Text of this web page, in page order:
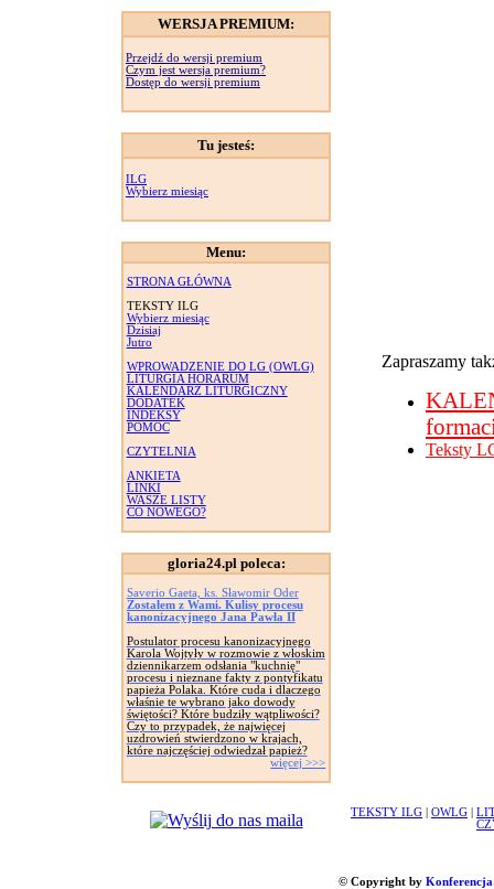
WERSJA PREMIUM:
Przejdź do wersji premium
Czym jest wersja premium?
Dostęp do wersji premium
Tu jesteś:
ILG
Wybierz miesiąc
Menu:
STRONA GŁÓWNA
TEKSTY ILG
Wybierz miesiąc
Dzisiaj
Jutro
WPROWADZENIE DO LG (OWLG)
LITURGIA HORARUM
KALENDARZ LITURGICZNY
DODATEK
INDEKSY
POMOC
CZYTELNIA
ANKIETA
LINKI
WASZE LISTY
CO NOWEGO?
gloria24.pl poleca:
Saverio Gaeta, ks. Sławomir Oder
Zostałem z Wami. Kulisy procesu
kanonizacyjnego Jana Pawła II
Postulator procesu kanonizacyjnego
Karola Wojtyły w rozmowie z włoskim
dziennikarzem odsłania "kuchnię"
procesu i nieznane fakty z pontyfikatu
papieża Polaka. Które cuda i dlaczego
właśnie te wybrano jako dowody
świętości? Które budziły wątpliwości?
Czy to przypadek, że najwięcej
uzdrowień stwierdzono w krajach,
które najczęściej odwiedzał papież?
więcej >>>
Zapraszamy
Teksty
TEKSTY ILG OWLG
© Copyright by Konferencja